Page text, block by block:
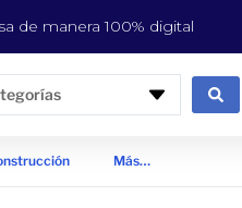
de manera 100% digital
Más…